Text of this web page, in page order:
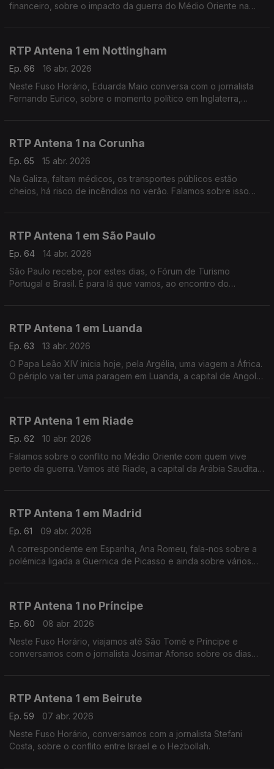
financeiro, sobre o impacto da guerra do Médio Oriente na
RTP Antena 1 em Nottingham
Ep. 66
16 abr. 2026
Neste Fuso Horário, Eduarda Maio conversa com o jornalista
Fernando Eurico, sobre o momento político em Inglaterra,
RTP Antena 1 na Corunha
Ep. 65
15 abr. 2026
Na Galiza, faltam médicos, os transportes públicos estão
cheios, há risco de incêndios no verão. Falamos sobre isso
RTP Antena 1 em São Paulo
Ep. 64
14 abr. 2026
São Paulo recebe, por estes dias, o Fórum de Turismo
Portugal e Brasil. É para lá que vamos, ao encontro do
RTP Antena 1 em Luanda
Ep. 63
13 abr. 2026
O Papa Leão XIV inicia hoje, pela Argélia, uma viagem a África.
O périplo vai ter uma paragem em Luanda, a capital de Angola,
RTP Antena 1 em Riade
Ep. 62
10 abr. 2026
Falamos sobre o conflito no Médio Oriente com quem vive
perto da guerra. Vamos até Riade, a capital da Arábia Saudita,
RTP Antena 1 em Madrid
Ep. 61
09 abr. 2026
A correspondente em Espanha, Ana Romeu, fala-nos sobre a
polémica ligada a Guernica de Picasso e ainda sobre vários
RTP Antena 1 no Príncipe
Ep. 60
08 abr. 2026
Neste Fuso Horário, viajamos até São Tomé e Príncipe e
conversamos com o jornalista Josimar Afonso sobre os dias
RTP Antena 1 em Beirute
Ep. 59
07 abr. 2026
Neste Fuso Horário, conversamos com a jornalista Stefani
Costa, sobre o conflito entre Israel e o Hezbollah.